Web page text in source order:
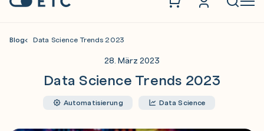
Startseite: ETC
Blog Data Science Trends 2023
28. März 2023
Data Science Trends 2023
Automatisierung Data Science